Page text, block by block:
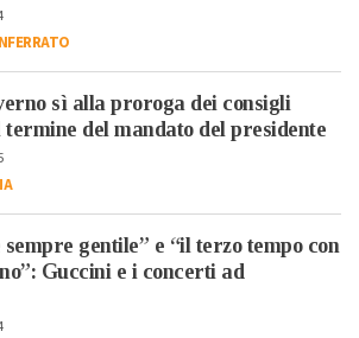
sì alla proroga dei consigli
del mandato del presidente
sempre gentile” e “il terzo tempo con
Guccini e i concerti ad